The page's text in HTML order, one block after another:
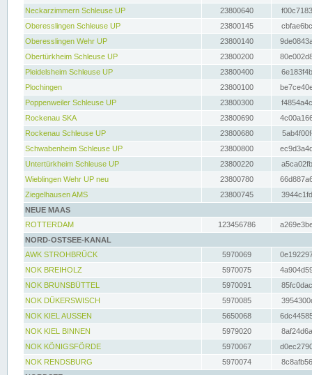
Neckarzimmern Schleuse UP
23800640
Oberesslingen Schleuse UP
23800145
Oberesslingen Wehr UP
23800140
Obertürkheim Schleuse UP
23800200
Pleidelsheim Schleuse UP
23800400
Plochingen
23800100
Poppenweiler Schleuse UP
23800300
Rockenau SKA
23800690
Rockenau Schleuse UP
23800680
Schwabenheim Schleuse UP
23800800
Untertürkheim Schleuse UP
23800220
Wieblingen Wehr UP neu
23800780
Ziegelhausen AMS
23800745
NEUE MAAS
ROTTERDAM
123456786
NORD-OSTSEE-KANAL
AWK STROHBRÜCK
5970069
NOK BREIHOLZ
5970075
NOK BRUNSBÜTTEL
5970091
NOK DÜKERSWISCH
5970085
NOK KIEL AUSSEN
5650068
NOK KIEL BINNEN
5979020
NOK KÖNIGSFÖRDE
5970067
NOK RENDSBURG
5970074